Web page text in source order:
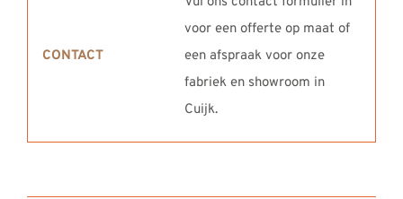
CONTACT
voor een offerte op maat of
een afspraak voor onze
fabriek en showroom in
Cuijk.